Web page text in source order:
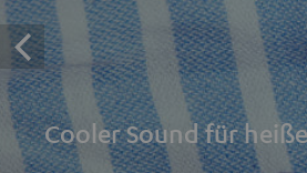
Cooler Sound für